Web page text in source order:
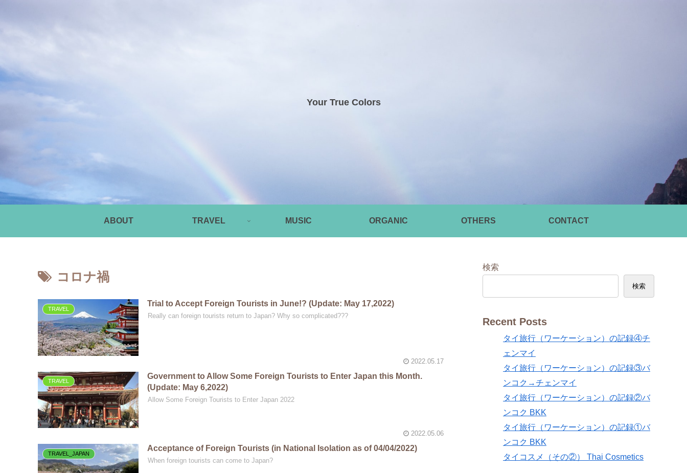
Your True Colors
ABOUT TRAVEL MUSIC ORGANIC OTHERS CONTACT
コロナ禍
TRAVEL
Trial to Accept Foreign Tourists in June!? (Update: May 17,2022)
Really can foreign tourists return to Japan? Why so complicated???
2022.05.17
TRAVEL
Government to Allow Some Foreign Tourists to Enter Japan this Month.
(Update: May 6,2022)
Allow Some Foreign Tourists to Enter Japan 2022
2022.05.06
TRAVEL_JAPAN
Acceptance of Foreign Tourists (in National Isolation as of 04/04/2022)
When foreign tourists can come to Japan?
検索
検索
Recent Posts
タイ旅行（ワーケーション）の記録④チ
ェンマイ
タイ旅行（ワーケーション）の記録③バ
ンコク→チェンマイ
タイ旅行（ワーケーション）の記録②バ
ンコク BKK
タイ旅行（ワーケーション）の記録①バ
ンコク BKK
タイコスメ（その②） Thai Cosmetics